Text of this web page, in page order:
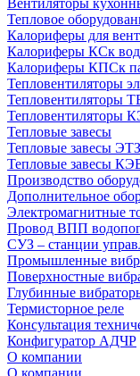
Вентиляторы
Тепловое
Калориферы для
Калориферы КСк
Калориферы КПСк
Тепловентиляторы
Тепловентиляторы
Тепловентиляторы
Тепловые завесы
Тепловые завесы ЭТЗ
Тепловые завесы
Производство
Дополнительное
Электромагнитные
Провод ВПП
СУЗ – станции
Промышленные
Поверхностные
Глубинные
Термисторное реле
Консультация
Конфигуратор АДЧР
О компании
О компании